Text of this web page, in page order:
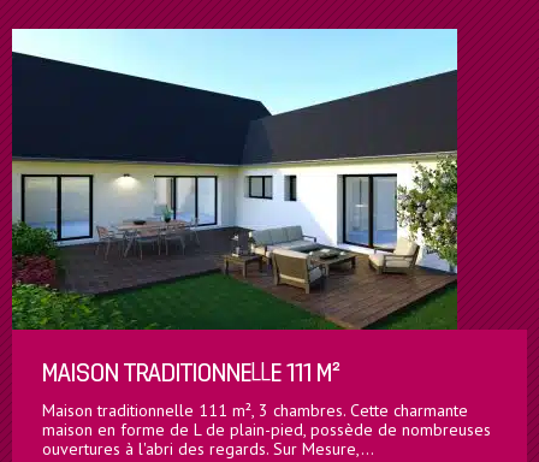
MAISON TRADITIONNELLE 111 M²
Maison traditionnelle 111 m², 3 chambres. Cette charmante
maison en forme de L de plain-pied, possède de nombreuses
ouvertures à l'abri des regards. Sur Mesure,…